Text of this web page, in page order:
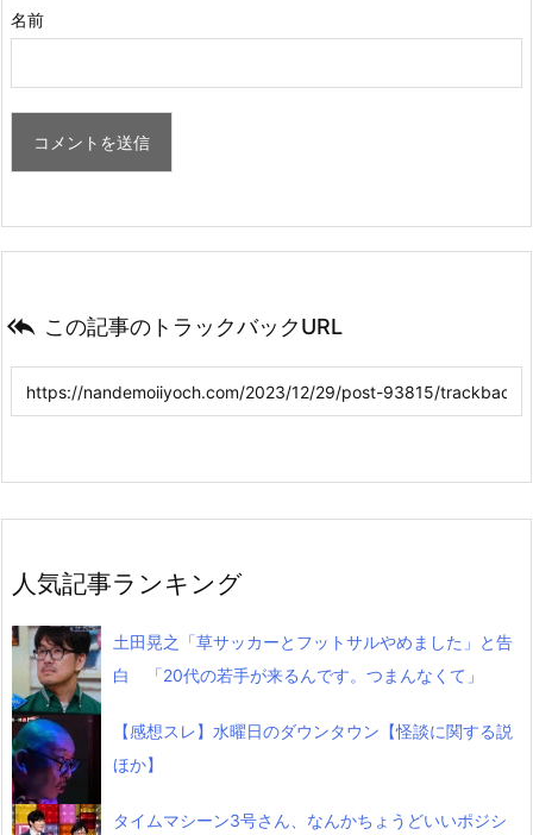
名前
 この記事のトラックバックURL
人気記事ランキング
土田晃之「草サッカーとフットサルやめました」と告
白 「20代の若手が来るんです。つまんなくて」
【感想スレ】水曜日のダウンタウン【怪談に関する説
ほか】
タイムマシーン3号さん、なんかちょうどいいポジシ